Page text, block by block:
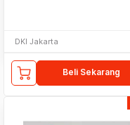
DKI Jakarta
Beli Sekarang